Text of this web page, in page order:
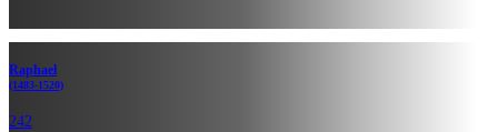
Raphael
(1483-1520)
242